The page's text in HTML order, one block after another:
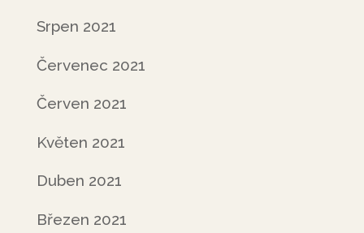
Srpen 2021
Červenec 2021
Červen 2021
Květen 2021
Duben 2021
Březen 2021